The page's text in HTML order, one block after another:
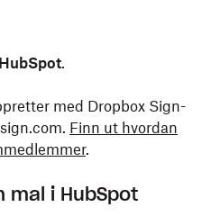
.
med Dropbox Sign-
Finn ut hvordan
.
mal i HubSpot